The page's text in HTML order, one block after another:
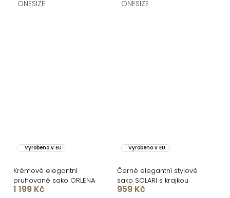
ONESIZE ONESIZE
Vyrobeno v EU
Krémové elegantní
pruhované sako ORLENA
1 199 Kč
Vyrobeno v EU
Černé elegantní stylové
sako SOLARI s krajkou
959 Kč